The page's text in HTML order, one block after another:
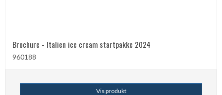
Brochure - Italien ice cream startpakke 2024
960188
Vis produkt